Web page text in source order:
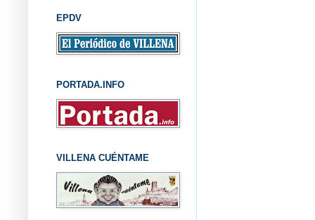
EPDV
PORTADA.INFO
VILLENA CUÉNTAME